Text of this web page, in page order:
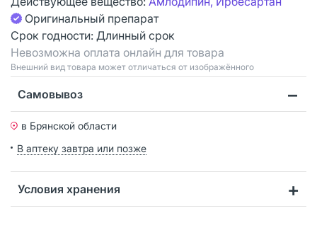
Оригинальный препарат
Срок годности: Длинный срок
Невозможна оплата онлайн для товара
Bнешний вид товара может отличаться от изображённого
Самовывоз
в Брянской области
В аптеку завтра или позже
Условия хранения